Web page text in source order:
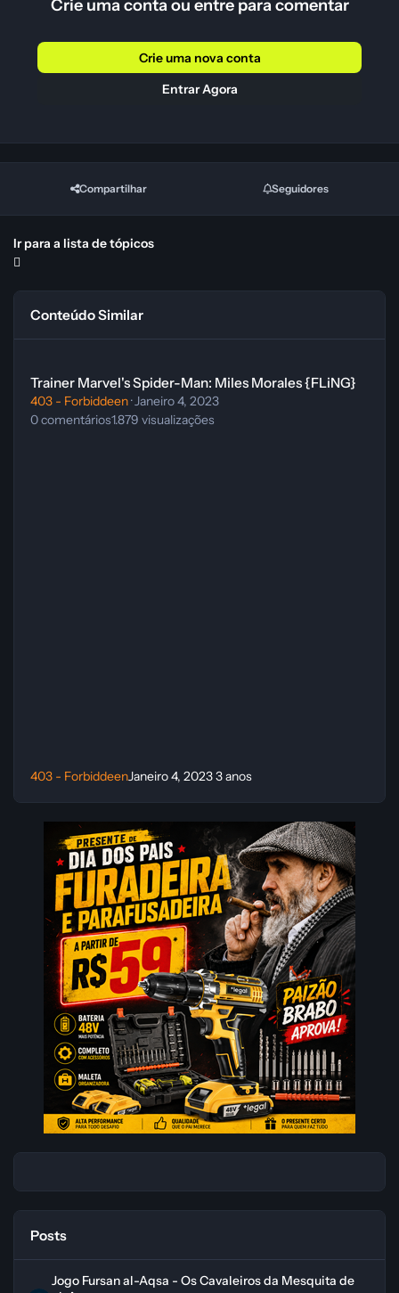
Crie uma conta ou entre para comentar
Crie uma nova conta
Entrar Agora
Compartilhar Seguidores
Ir para a lista de tópicos
Conteúdo Similar
Trainer Marvel's Spider-Man: Miles Morales {FLiNG}
403 - Forbiddeen·Janeiro 4, 2023
0comentários1.879 visualizações
403 - ForbiddeenJaneiro 4, 20233 anos
Posts
Jogo Fursan al-Aqsa - Os Cavaleiros da Mesquita de